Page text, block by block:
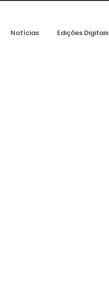
Notícias Edições Digitais